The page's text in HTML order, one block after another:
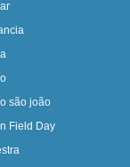
são joão
Field Day